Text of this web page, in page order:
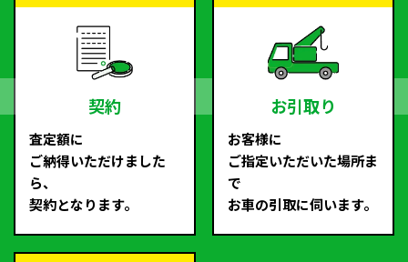
契約
査定額に
ご納得いただけました
ら、
契約となります。
お引取り
お客様に
ご指定いただいた場所ま
で
お車の引取に伺います。